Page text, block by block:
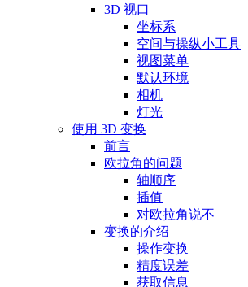
3D 视口
坐标系
空间与操纵小工具
视图菜单
默认环境
相机
灯光
使用 3D 变换
前言
欧拉角的问题
轴顺序
插值
对欧拉角说不
变换的介绍
操作变换
精度误差
获取信息